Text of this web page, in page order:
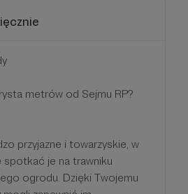
metrów od Sejmu RP?
przyjazne i towarzyskie, w
spotkać je na trawniku
ogrodu. Dzięki Twojemu